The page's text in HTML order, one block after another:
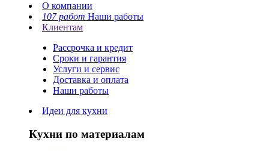
О компании
107 работ Наши работы
Клиентам
Рассрочка и кредит
Сроки и гарантия
Услуги и сервис
Доставка и оплата
Наши работы
Идеи для кухни
Кухни по материалам